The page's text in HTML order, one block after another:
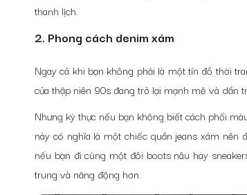
thanh lịch.
2. Phong cách denim xám
Ngay cả khi bạn không phải là một tín đồ thời
của thập niên 90s đang trở lại mạnh mẽ và dần
Nhưng kỳ thực nếu bạn không biết cách phối
này có nghĩa là một chiếc quần jeans xám
nếu bạn đi cùng một đôi boots nâu hay
trung và năng động hơn.